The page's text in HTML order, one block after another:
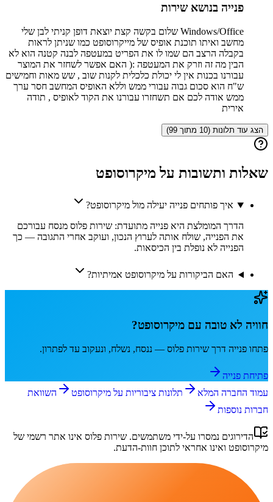
פנייה בנושא שירות
Windows/Office שלום בקשה קצת יוצאת דופן קניתי לבן שלי
מחשב ואיתו תוכנת אופיס של מייקרוסופט כמו שניתן לראות
בקבלה הרצב הם שמו לו את הפריט במעטפה לבנה קטנה הוא לא
הבין מה זה וזרק את המעטפה :( האם אפשר לשחזר את המוצר
עבורנו בכנות אין לי יכולת כלכלית לקנות שוב , שש מאות וחמישים
ש"ח הוא סכום גבוה עבורי ממש וללא האופיס המחשב חסר ערך
ממש אודה לכם אם תשחזרו עבורנו את הקוד לאופיס , תודה
אירית
הצג עוד תלונות (10 מתוך 99)
שאלות ותשובות על מיקרוסופט
איך פותחים פנייה יעילה מול מיקרוסופט?
הדרך המומלצת היא פנייה מתועדת: שירות פלוס מנסח עבורכם
את הפנייה, שולח אותה לערוץ הנכון, ועוקב אחרי התגובה — כך
הפנייה לא נופלת בין הכיסאות.
האם הביקורות על מיקרוסופט אמיתיות?
חוויה לא טובה עם מיקרוסופט?
פתחו פנייה דרך שירות פלוס — ננסח, נשלח, ונעקוב עד לפתרון.
פתיחת פנייה
עמוד החברה המלא
תלונות ציבוריות על מיקרוסופט
השוואת
חברות נוספות
הדירוגים נמסרו על-ידי משתמשים. שירות פלוס אינו אתר רשמי של
מיקרוסופט ואינו אחראי לתוכן חוות-הדעת.